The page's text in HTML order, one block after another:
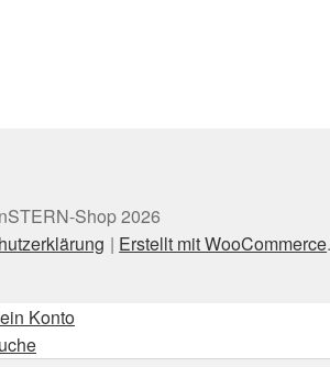
Shop 2026
Erstellt mit WooCommerce.
Konto